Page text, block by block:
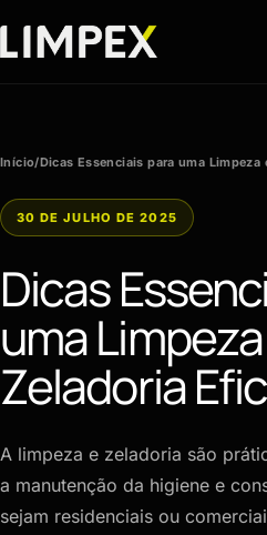
Início/Dicas Essenciais para uma Limpeza
30 DE JULHO DE 2025
Dicas
uma
Zeladoria
A limpeza e zeladoria são
a manutenção da higiene e
sejam residenciais ou